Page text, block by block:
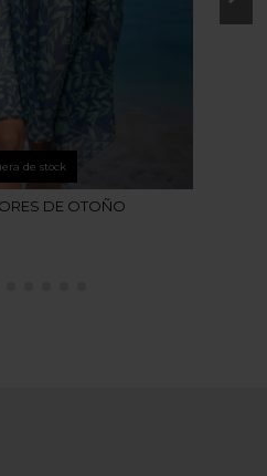
de stock
DE OTOÑO